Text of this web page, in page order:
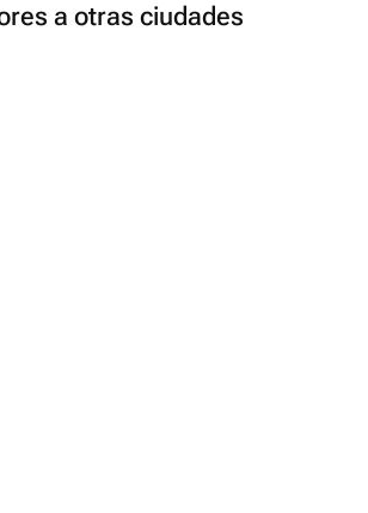
a otras ciudades